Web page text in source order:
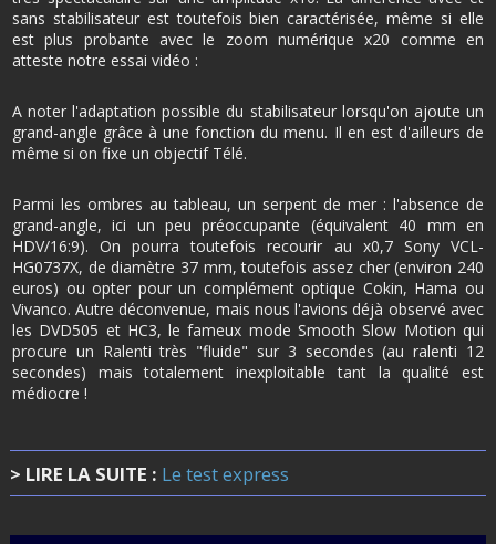
sans stabilisateur est toutefois bien caractérisée, même si elle
est plus probante avec le zoom numérique x20 comme en
atteste notre essai vidéo :
A noter l'adaptation possible du stabilisateur lorsqu'on ajoute un
grand-angle grâce à une fonction du menu. Il en est d'ailleurs de
même si on fixe un objectif Télé.
Parmi les ombres au tableau, un serpent de mer : l'absence de
grand-angle, ici un peu préoccupante (équivalent 40 mm en
HDV/16:9). On pourra toutefois recourir au x0,7 Sony VCL-
HG0737X, de diamètre 37 mm, toutefois assez cher (environ 240
euros) ou opter pour un complément optique Cokin, Hama ou
Vivanco. Autre déconvenue, mais nous l'avions déjà observé avec
les DVD505 et HC3, le fameux mode Smooth Slow Motion qui
procure un Ralenti très "fluide" sur 3 secondes (au ralenti 12
secondes) mais totalement inexploitable tant la qualité est
médiocre !
> LIRE LA SUITE : Le test express